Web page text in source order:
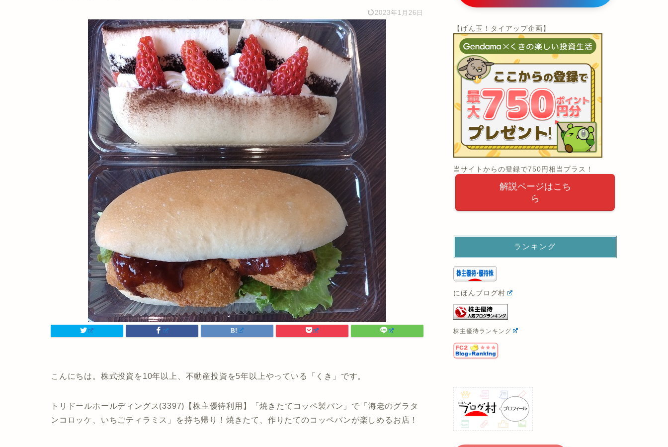
2023年1月26日
こんにちは。株式投資を10年以上、不動産投資を5年以上やっている「くき」です。
トリドールホールディングス(3397)【株主優待利用】「焼きたてコッペ製パン」で「海老のグラタ
ンコロッケ、いちごティラミス」を持ち帰り！焼きたて、作りたてのコッペパンが楽しめるお店！
【げん玉！タイアップ企画】
当サイトからの登録で750円相当プラス！
解説ページはこち
ら
ランキング
にほんブログ村
株主優待ランキング